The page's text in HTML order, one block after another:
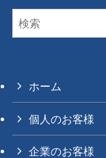
ホーム
個人のお客様
企業のお客様